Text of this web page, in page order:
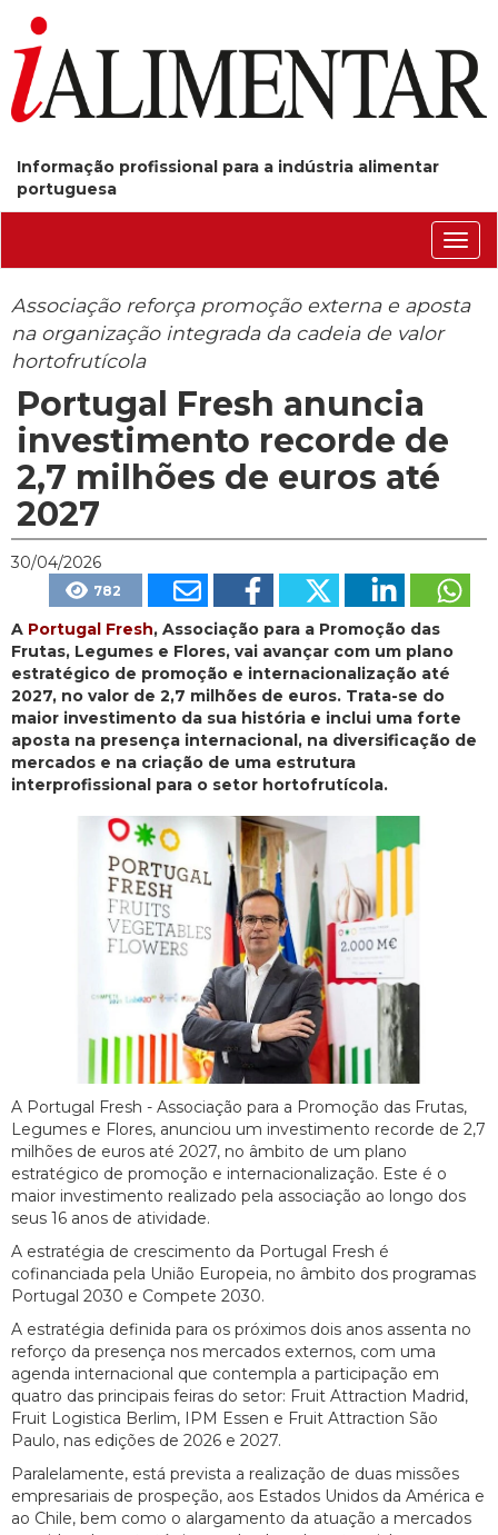
Informação profissional para a indústria alimentar
portuguesa
Associação reforça promoção externa e aposta
na organização integrada da cadeia de valor
hortofrutícola
Portugal Fresh anuncia
investimento recorde de
2,7 milhões de euros até
2027
30/04/2026
782
A Portugal Fresh, Associação para a Promoção das
Frutas, Legumes e Flores, vai avançar com um plano
estratégico de promoção e internacionalização até
2027, no valor de 2,7 milhões de euros. Trata-se do
maior investimento da sua história e inclui uma forte
aposta na presença internacional, na diversificação de
mercados e na criação de uma estrutura
interprofissional para o setor hortofrutícola.
A Portugal Fresh - Associação para a Promoção das Frutas,
Legumes e Flores, anunciou um investimento recorde de 2,7
milhões de euros até 2027, no âmbito de um plano
estratégico de promoção e internacionalização. Este é o
maior investimento realizado pela associação ao longo dos
seus 16 anos de atividade.
A estratégia de crescimento da Portugal Fresh é
cofinanciada pela União Europeia, no âmbito dos programas
Portugal 2030 e Compete 2030.
A estratégia definida para os próximos dois anos assenta no
reforço da presença nos mercados externos, com uma
agenda internacional que contempla a participação em
quatro das principais feiras do setor: Fruit Attraction Madrid,
Fruit Logistica Berlim, IPM Essen e Fruit Attraction São
Paulo, nas edições de 2026 e 2027.
Paralelamente, está prevista a realização de duas missões
empresariais de prospeção, aos Estados Unidos da América e
ao Chile, bem como o alargamento da atuação a mercados